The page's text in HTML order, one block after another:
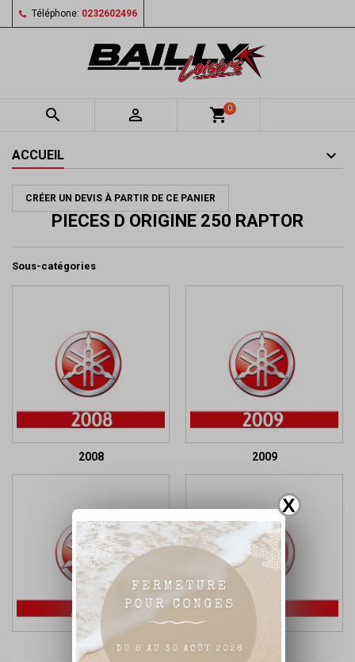
X
Téléphone: 0232602496
  shopping_cart0
ACCUEIL
CRÉER UN DEVIS À PARTIR DE CE PANIER
PIECES D ORIGINE 250 RAPTOR
Sous-catégories
2008 2009
2010 2011